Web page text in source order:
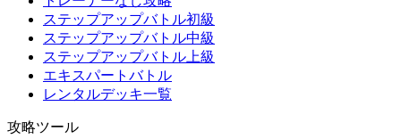
ステップアップバトル初級
ステップアップバトル中級
ステップアップバトル上級
エキスパートバトル
レンタルデッキ一覧
攻略ツール